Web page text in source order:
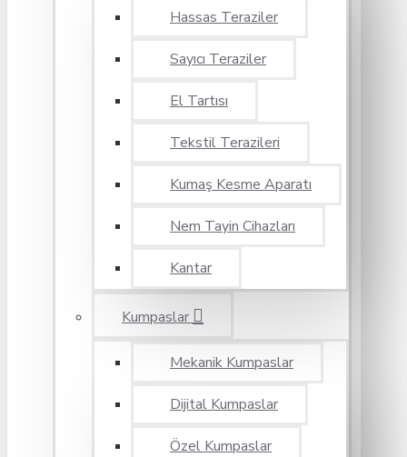
Hassas Teraziler
Sayıcı Teraziler
El Tartısı
Tekstil Terazileri
Kumaş Kesme Aparatı
Nem Tayin Cihazları
Kantar
Kumpaslar
Mekanik Kumpaslar
Dijital Kumpaslar
Özel Kumpaslar